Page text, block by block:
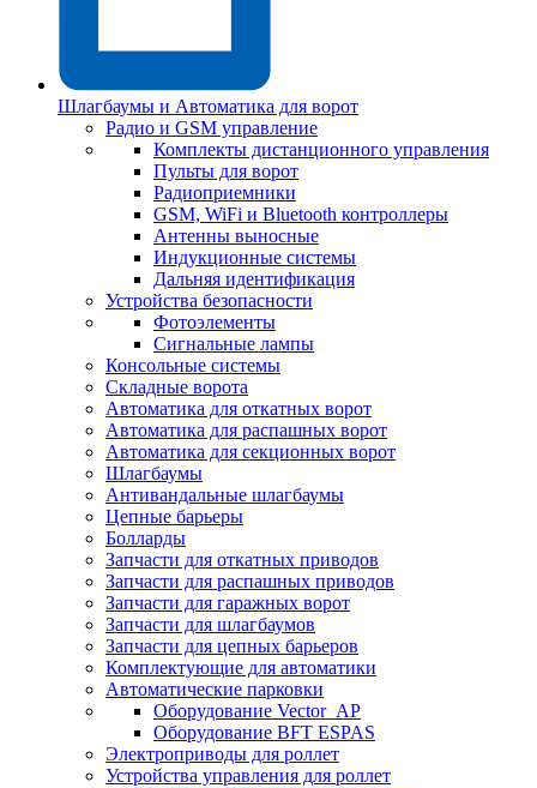
Шлагбаумы и Автоматика для ворот
Радио и GSM управление
Комплекты дистанционного управления
Пульты для ворот
Радиоприемники
GSM, WiFi и Bluetooth контроллеры
Антенны выносные
Индукционные системы
Дальняя идентификация
Устройства безопасности
Фотоэлементы
Сигнальные лампы
Консольные системы
Складные ворота
Автоматика для откатных ворот
Автоматика для распашных ворот
Автоматика для секционных ворот
Шлагбаумы
Антивандальные шлагбаумы
Цепные барьеры
Болларды
Запчасти для откатных приводов
Запчасти для распашных приводов
Запчасти для гаражных ворот
Запчасти для шлагбаумов
Запчасти для цепных барьеров
Комплектующие для автоматики
Автоматические парковки
Оборудование Vector_AP
Оборудование BFT ESPAS
Электроприводы для роллет
Устройства управления для роллет